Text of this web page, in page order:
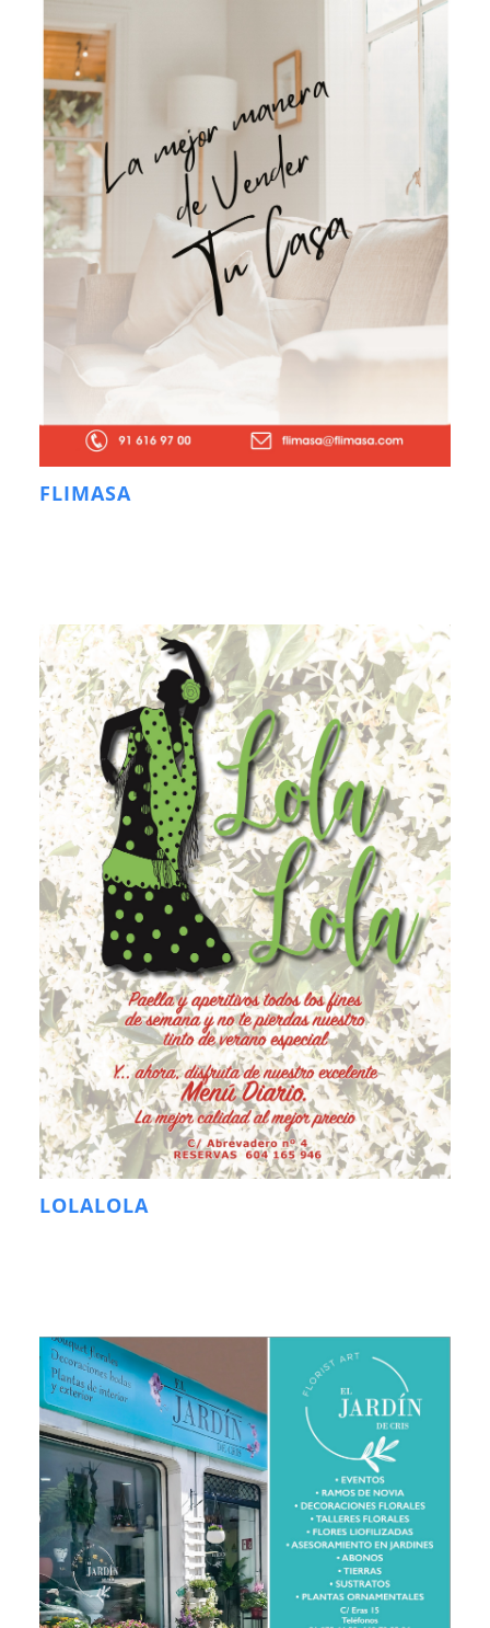
FLIMASA
LOLALOLA